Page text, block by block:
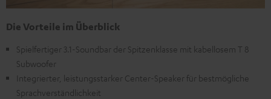
Die Vorteile im Überblick
Spielfertiger 3.1-Soundbar der Spitzenklasse mit kabellosem T 8
Subwoofer
Integrierter, leistungsstarker Center-Speaker für bestmögliche
Sprachverständlichkeit